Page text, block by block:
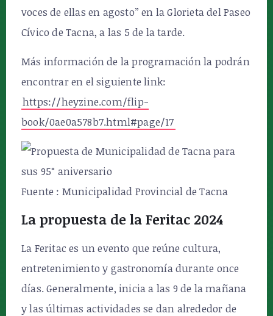
voces de ellas en agosto” en la Glorieta del Paseo
Cívico de Tacna, a las 5 de la tarde.
Más información de la programación la podrán
encontrar en el siguiente link:
https://heyzine.com/flip-
book/0ae0a578b7.html#page/17
Fuente : Municipalidad Provincial de Tacna
La propuesta de la Feritac 2024
La Feritac es un evento que reúne cultura,
entretenimiento y gastronomía durante once
días. Generalmente, inicia a las 9 de la mañana
y las últimas actividades se dan alrededor de